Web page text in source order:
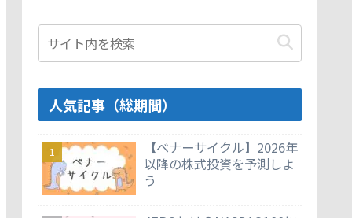
人気記事（総期間）
【ベナーサイクル】2026年
以降の株式投資を予測しよ
う